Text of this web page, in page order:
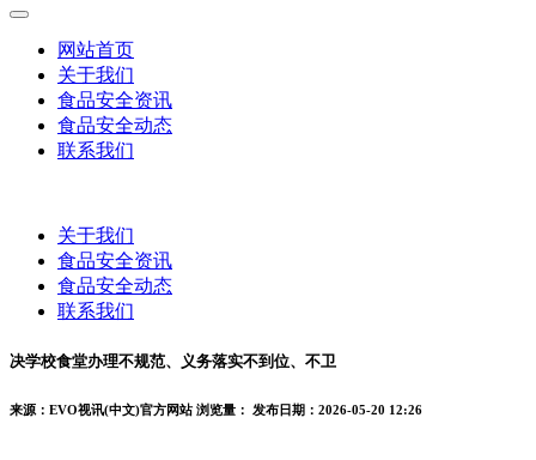
网站首页
关于我们
食品安全资讯
食品安全动态
联系我们
关于我们
食品安全资讯
食品安全动态
联系我们
决学校食堂办理不规范、义务落实不到位、不卫
来源：EVO视讯(中文)官方网站 浏览量： 发布日期：2026-05-20 12:26